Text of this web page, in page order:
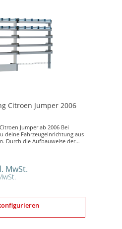
Citroen Jumper 2006
Jumper ab 2006 Bei
deine Fahrzeugeinrichtung aus
Durch die Aufbauweise der
zusätzlich mehr
so entwickelt, dass in Prinzip
Montageanleitungsvideo
Fahrzeugeinrichtung aus
ein aus Stahl ein sehr
MwSt.